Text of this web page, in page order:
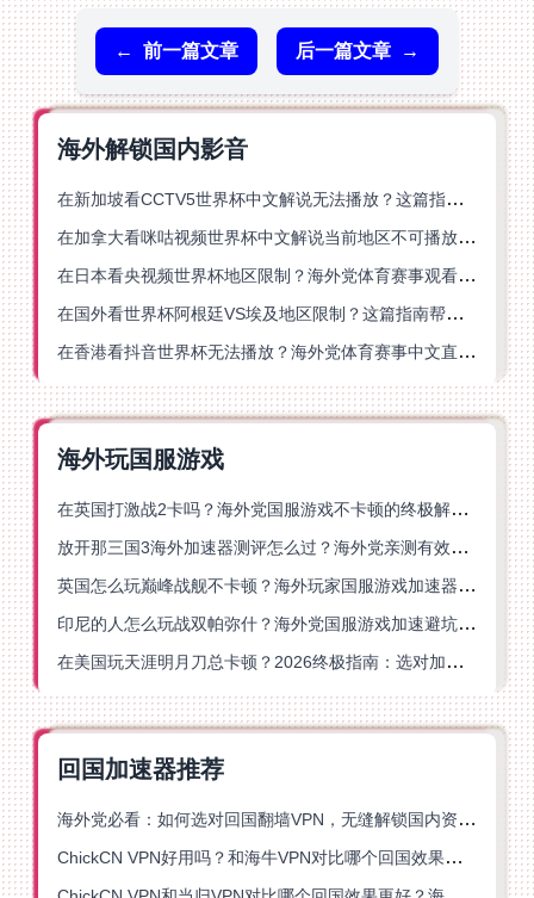
← 前一篇文章 后一篇文章 →
海外解锁国内影音
在新加坡看CCTV5世界杯中文解说无法播放？这篇指南帮你解锁海外体育直播自由
在加拿大看咪咕视频世界杯中文解说当前地区不可播放？这篇指南帮你一键解决
在日本看央视频世界杯地区限制？海外党体育赛事观看终极指南
在国外看世界杯阿根廷VS埃及地区限制？这篇指南帮你搞定中文直播+解说
在香港看抖音世界杯无法播放？海外党体育赛事中文直播终极指南
海外玩国服游戏
在英国打激战2卡吗？海外党国服游戏不卡顿的终极解决方案
放开那三国3海外加速器测评怎么过？海外党亲测有效的国服游戏加速指南
英国怎么玩巅峰战舰不卡顿？海外玩家国服游戏加速器终极指南
印尼的人怎么玩战双帕弥什？海外党国服游戏加速避坑指南
在美国玩天涯明月刀总卡顿？2026终极指南：选对加速器让你丝滑连招
回国加速器推荐
海外党必看：如何选对回国翻墙VPN，无缝解锁国内资源？
ChickCN VPN好用吗？和海牛VPN对比哪个回国效果更好？